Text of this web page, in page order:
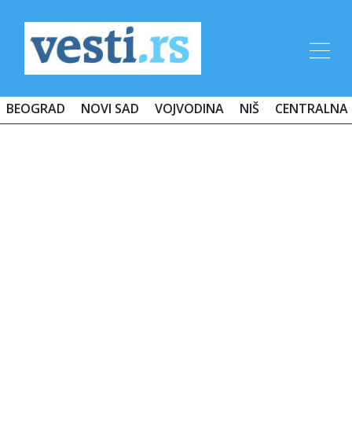
BEOGRAD NOVI SAD VOJVODINA NIŠ CENTRALNA